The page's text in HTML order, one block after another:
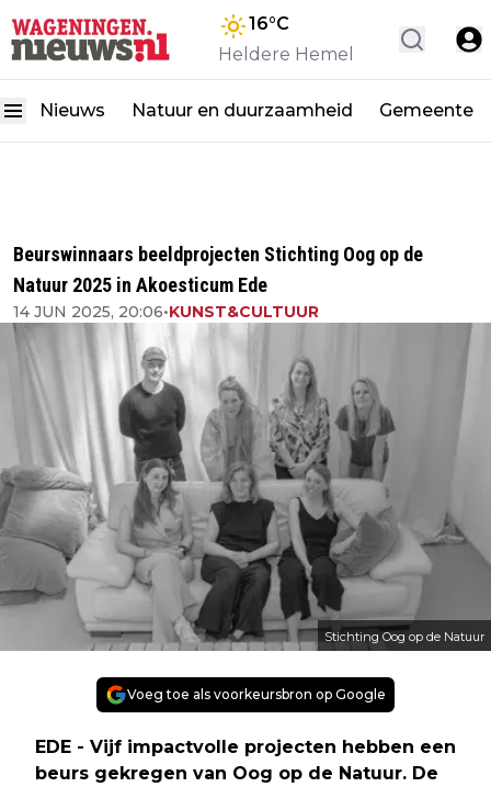
16°C
Heldere Hemel
Nieuws Natuur en duurzaamheid Gemeente
Beurswinnaars beeldprojecten Stichting Oog op de
Natuur 2025 in Akoesticum Ede
14 JUN 2025, 20:06•KUNST&CULTUUR
Stichting Oog op de Natuur
Voeg toe als voorkeursbron op Google
EDE - Vijf impactvolle projecten hebben een
beurs gekregen van Oog op de Natuur. De